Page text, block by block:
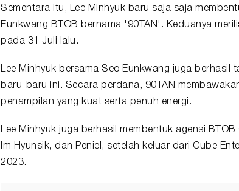
Sementara itu, Lee Minhyuk baru saja saja
Eunkwang BTOB bernama '90TAN'. Keduanya
pada 31 Juli lalu.
Lee Minhyuk bersama Seo Eunkwang juga berhasil
baru-baru ini. Secara perdana, 90TAN
penampilan yang kuat serta penuh energi.
Lee Minhyuk juga berhasil membentuk agensi
Im Hyunsik, dan Peniel, setelah keluar dari Cube
2023.